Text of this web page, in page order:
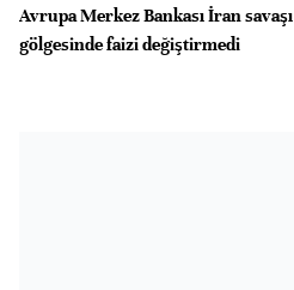
Avrupa Merkez Bankası İran savaşı
gölgesinde faizi değiştirmedi